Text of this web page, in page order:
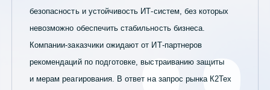
безопасность и устойчивость ИТ-систем, без которых
невозможно обеспечить стабильность бизнеса.
Компании-заказчики ожидают от ИТ-партнеров
рекомендаций по подготовке, выстраиванию защиты
и мерам реагирования. В ответ на запрос рынка К2Тех